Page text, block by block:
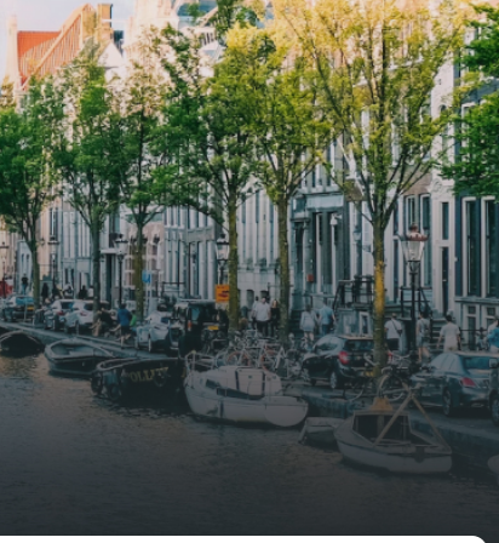
control glazing, and the apartments
have climate control driven by a
thermal energy storage system.
Underfloor heating and cooling
contribute to a healthy indoor
environment. The atriums' seasonal
green walls provide natural summer
cooling, improved air quality and
acoustics, and are specially
designed to attract native birds and
butterflies.The bright residence
features an efficient and functional
open floor plan, a unique custom
kitchen, a bathroom and fitted
wardrobes. High-grade finishes